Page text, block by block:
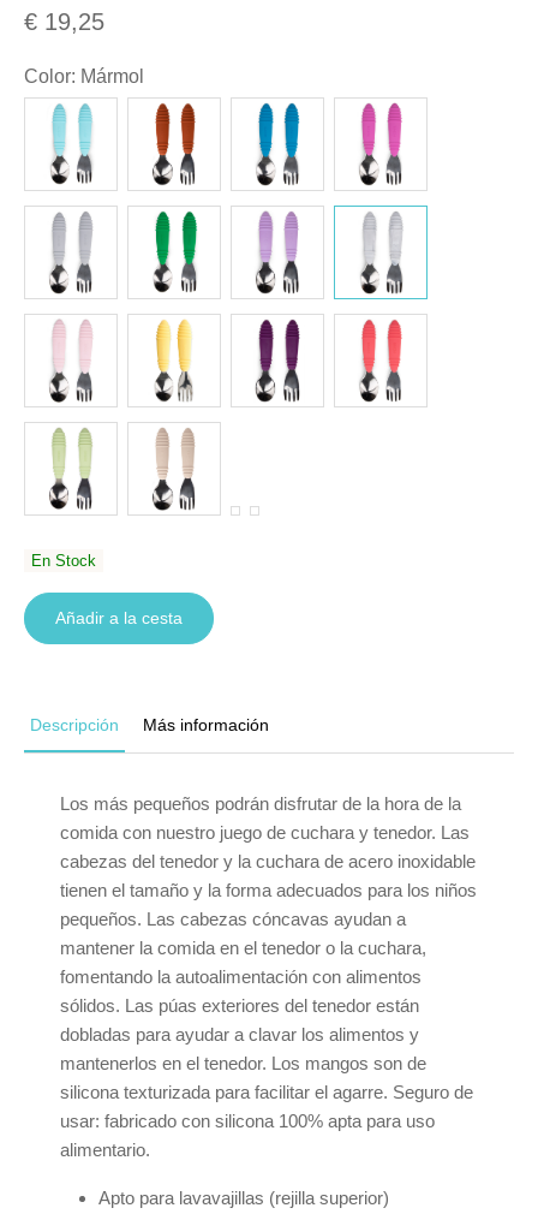
€ 19,25
Color: Mármol
En Stock
Añadir a la cesta
Descripción Más información
Los más pequeños podrán disfrutar de la hora de la
comida con nuestro juego de cuchara y tenedor. Las
cabezas del tenedor y la cuchara de acero inoxidable
tienen el tamaño y la forma adecuados para los niños
pequeños. Las cabezas cóncavas ayudan a
mantener la comida en el tenedor o la cuchara,
fomentando la autoalimentación con alimentos
sólidos. Las púas exteriores del tenedor están
dobladas para ayudar a clavar los alimentos y
mantenerlos en el tenedor. Los mangos son de
silicona texturizada para facilitar el agarre. Seguro de
usar: fabricado con silicona 100% apta para uso
alimentario.
Apto para lavavajillas (rejilla superior)